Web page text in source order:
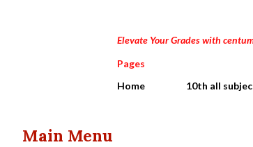
Elevate Your Grades with
Pages
Home
10th all
Main Menu